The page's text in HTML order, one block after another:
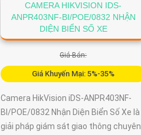
CAMERA HIKVISION IDS-
ANPR403NF-BI/POE/0832 NHẬN
DIỆN BIỂN SỐ XE
Giá Bán:
Giá Khuyến Mại: 5%-35%
Camera HikVision iDS-ANPR403NF-
BI/POE/0832 Nhận Diện Biển Số Xe là
giải pháp giám sát giao thông chuyên